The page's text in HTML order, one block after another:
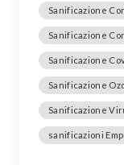
Sanificazione
Sanificazione
Sanificazione
Sanificazione
Sanificazione
sanificazioni